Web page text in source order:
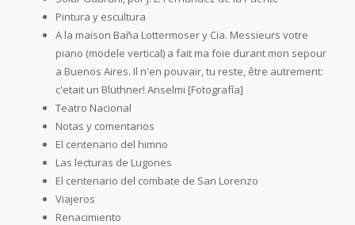
Pintura y escultura
A la maison Baña Lottermoser y Cia. Messieurs votre
piano (modele vertical) a fait ma foie durant mon sepour
a Buenos Aires. Il n'en pouvair, tu reste, être autrement:
c'etait un Blüthner! Anselmi [Fotografía]
Teatro Nacional
Notas y comentarios
El centenario del himno
Las lecturas de Lugones
El centenario del combate de San Lorenzo
Viajeros
Renacimiento